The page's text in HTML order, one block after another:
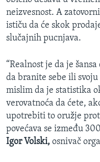
neizvesnost. A
ističu da će skok
slučajnih pucnjava.
“Realnost je da je
da branite sebe ili
mislim da je statistika
verovatnoća da ćete,
upotrebiti to oružje
povećava se između
Igor Volski, osnivač